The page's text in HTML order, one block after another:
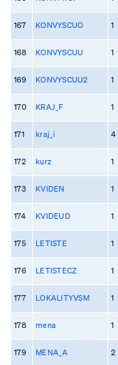
167 KONVYSCUO 1
168 KONVYSCUU 1
169 KONVYSCUU2 1
170 KRAJ_F 1
171 kraj_i 4
172 kurz 1
173 KVIDEN 1
174 KVIDEUD 1
175 LETISTE 1
176 LETISTECZ 1
177 LOKALITYVSM 1
178 mena 1
179 MENA_A 2